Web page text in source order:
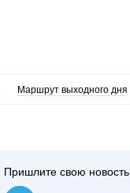
Маршрут выходного дня
Пришлите свою новость